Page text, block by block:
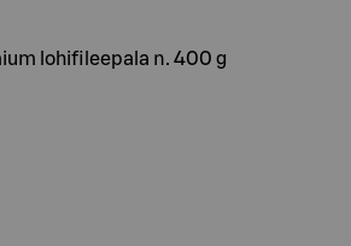
lohifileepala n. 400 g